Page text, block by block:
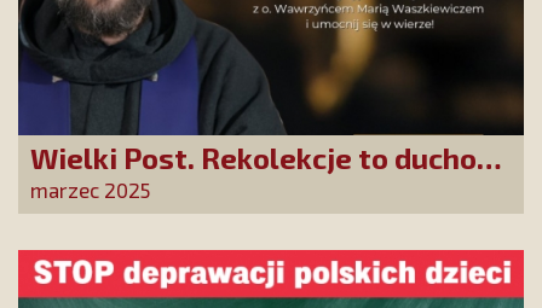
Wielki Post. Rekolekcje to duchowa
odnowa przez wyciszenie i czas
spędzony z Panem Bogiem
marzec 2025